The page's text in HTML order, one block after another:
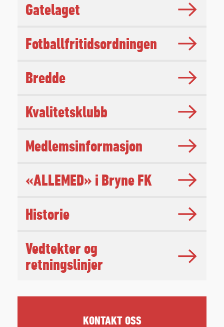
Gatelaget
Fotballfritidsordningen
Bredde
Kvalitetsklubb
Medlemsinformasjon
«ALLEMED» i Bryne FK
Historie
Vedtekter og
retningslinjer
KONTAKT OSS